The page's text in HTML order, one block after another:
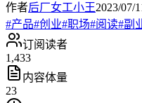
作者后厂女工小王2023/07/
#产品#创业#职场#阅读#副
订阅读者
1,433
内容体量
23